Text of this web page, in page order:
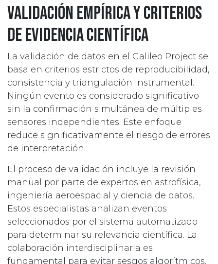
Validación empírica y criterios
de evidencia científica
La validación de datos en el Galileo Project se
basa en criterios estrictos de reproducibilidad,
consistencia y triangulación instrumental.
Ningún evento es considerado significativo
sin la confirmación simultánea de múltiples
sensores independientes. Este enfoque
reduce significativamente el riesgo de errores
de interpretación.
El proceso de validación incluye la revisión
manual por parte de expertos en astrofísica,
ingeniería aeroespacial y ciencia de datos.
Estos especialistas analizan eventos
seleccionados por el sistema automatizado
para determinar su relevancia científica. La
colaboración interdisciplinaria es
fundamental para evitar sesgos algorítmicos.